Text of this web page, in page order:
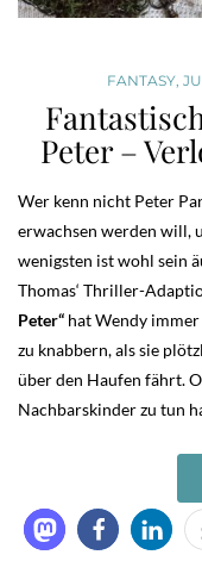
FANTASY,
Peter –
Wer kenn nicht Peter
erwachsen werden will,
wenigsten ist wohl sein
Thomas‘ Thriller-
Peter“ hat Wendy
zu knabbern, als sie
über den Haufen fährt.
Nachbarskinder zu tun